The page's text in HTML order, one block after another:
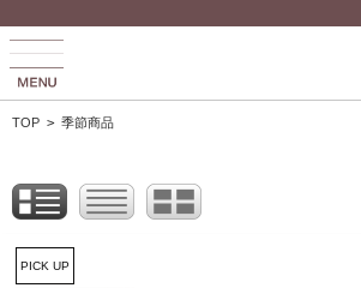
TOP > 季節商品
PICK UP